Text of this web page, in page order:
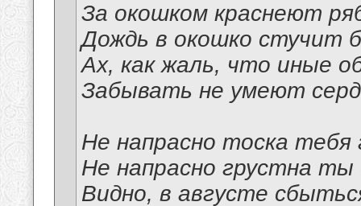
За окошком краснеют
Дождь в окошко стучит
Ах, как жаль, что иные
Забывать не умеют
Не напрасно тоска тебя
Не напрасно грустна ты
Видно, в августе